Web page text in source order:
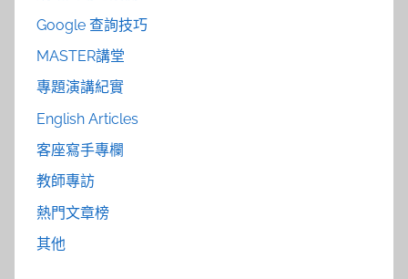
Google 查詢技巧
MASTER講堂
專題演講紀實
English Articles
客座寫手專欄
教師專訪
熱門文章榜
其他